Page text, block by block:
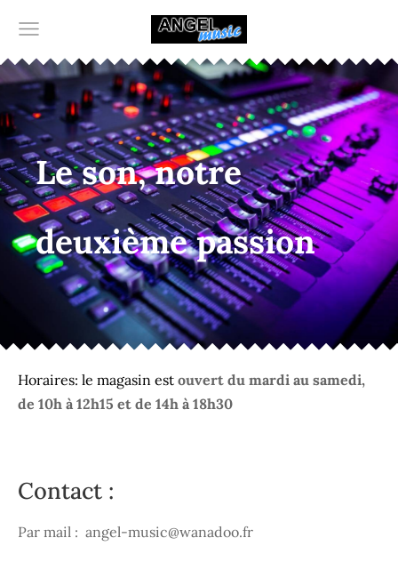
Le son, notre
deuxième passion
Horaires: le magasin est ouvert du mardi au samedi,
de 10h à 12h15 et de 14h à 18h30
Contact :
Par mail : angel-music@wanadoo.fr